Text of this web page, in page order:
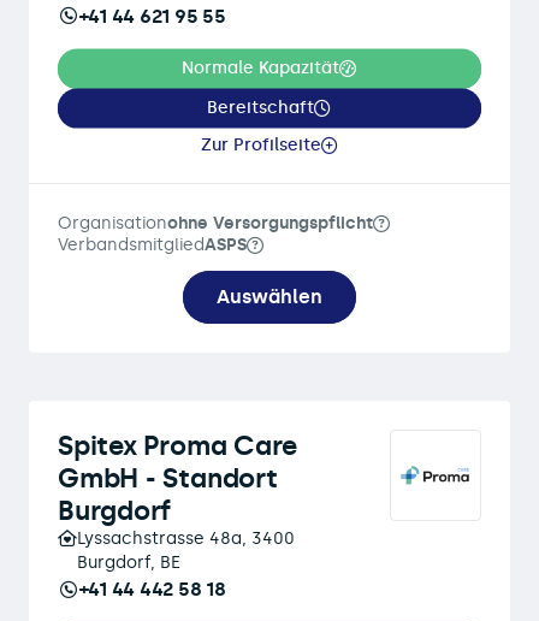
+41 44 621 95 55
Normale Kapazität
Bereitschaft
Zur Profilseite
Organisationohne Versorgungspflicht
VerbandsmitgliedASPS
Auswählen
Spitex Proma Care
GmbH - Standort
Burgdorf
Lyssachstrasse 48a, 3400
Burgdorf, BE
+41 44 442 58 18